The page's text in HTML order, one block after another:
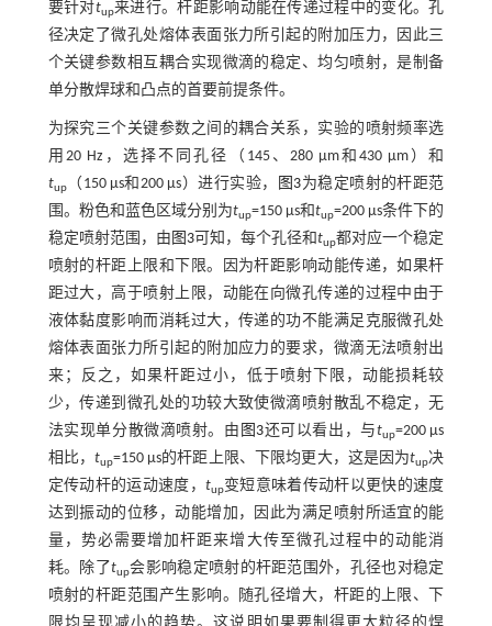
要针对tup来进行。杆距影响动能在传递过程中的变化。孔
径决定了微孔处熔体表面张力所引起的附加压力，因此三
个关键参数相互耦合实现微滴的稳定、均匀喷射，是制备
单分散焊球和凸点的首要前提条件。
为探究三个关键参数之间的耦合关系，实验的喷射频率选
用20 Hz，选择不同孔径（145、280 µm和430 µm）和
tup（150 µs和200 µs）进行实验， 图3为稳定喷射的杆距范
围。粉色和蓝色区域分别为tup=150 µs和tup=200 µs条件下的
稳定喷射范围，由 图3可知，每个孔径和tup都对应一个稳定
喷射的杆距上限和下限。因为杆距影响动能传递，如果杆
距过大，高于喷射上限，动能在向微孔传递的过程中由于
液体黏度影响而消耗过大，传递的功不能满足克服微孔处
熔体表面张力所引起的附加应力的要求，微滴无法喷射出
来；反之，如果杆距过小，低于喷射下限，动能损耗较
少，传递到微孔处的功较大致使微滴喷射散乱不稳定，无
法实现单分散微滴喷射。由 图3还可以看出，与tup=200 μs
相比， tup=150 μs的杆距上限、下限均更大，这是因为tup决
定传动杆的运动速度， tup变短意味着传动杆以更快的速度
达到振动的位移，动能增加，因此为满足喷射所适宜的能
量，势必需要增加杆距来增大传至微孔过程中的动能消
耗。除了 tup会影响稳定喷射的杆距范围外，孔径也对稳定
喷射的杆距范围产生影响。随孔径增大，杆距的上限、下